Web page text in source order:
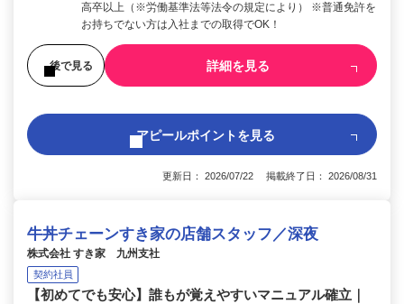
高卒以上（※労働基準法等法令の規定により） ※普通免許を
お持ちでない方は入社までの取得でOK！
後で見る 詳細を見る
アピールポイントを見る
更新日： 2026/07/22 掲載終了日： 2026/08/31
牛丼チェーンすき家の店舗スタッフ／深夜
株式会社 すき家 九州支社
契約社員
【初めてでも安心】誰もが覚えやすいマニュアル確立｜